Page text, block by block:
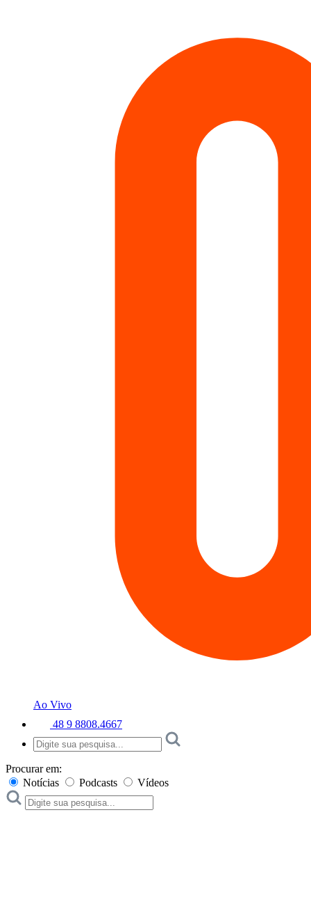
Ao Vivo
48 9 8808.4667
Procurar em:
Notícias
Podcasts Vídeos